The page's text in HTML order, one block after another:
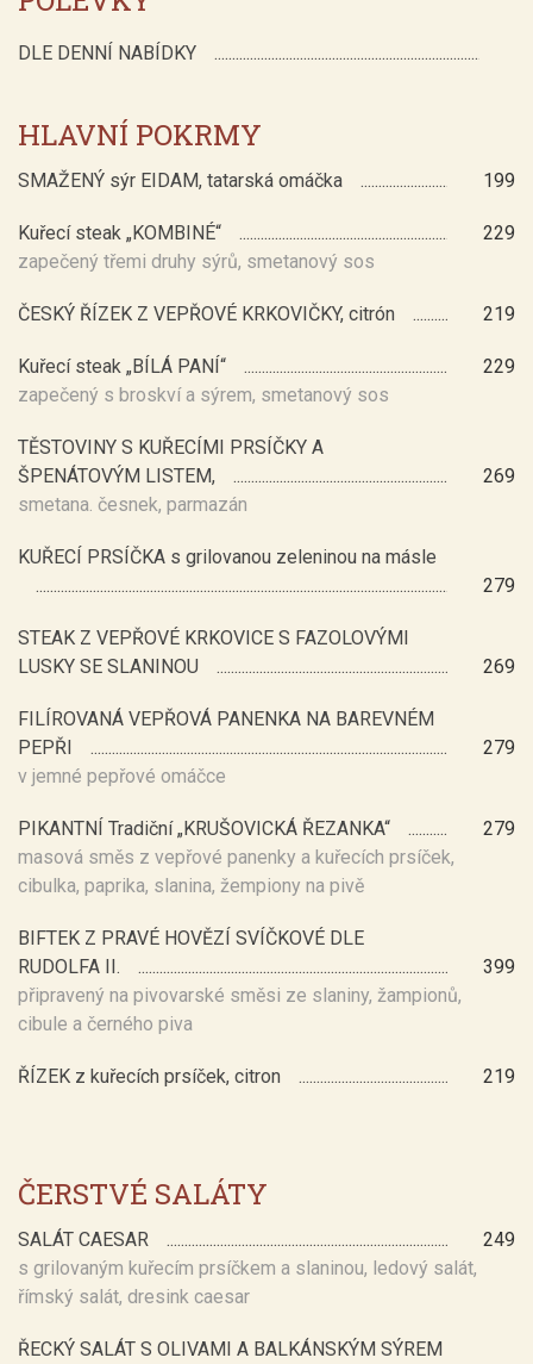
DLE DENNÍ NABÍDKY
HLAVNÍ POKRMY
SMAŽENÝ sýr EIDAM, tatarská omáčka 199
Kuřecí steak „KOMBINÉ“
229
zapečený třemi druhy sýrů, smetanový sos
ČESKÝ ŘÍZEK Z VEPŘOVÉ KRKOVIČKY, citrón 219
Kuřecí steak „BÍLÁ PANÍ“
229
zapečený s broskví a sýrem, smetanový sos
TĚSTOVINY S KUŘECÍMI PRSÍČKY A
ŠPENÁTOVÝM LISTEM,
269
smetana. česnek, parmazán
KUŘECÍ PRSÍČKA s grilovanou zeleninou na másle
279
STEAK Z VEPŘOVÉ KRKOVICE S FAZOLOVÝMI
LUSKY SE SLANINOU
269
FILÍROVANÁ VEPŘOVÁ PANENKA NA BAREVNÉM
PEPŘI
279
v jemné pepřové omáčce
PIKANTNÍ Tradiční „KRUŠOVICKÁ ŘEZANKA“
279
masová směs z vepřové panenky a kuřecích prsíček,
cibulka, paprika, slanina, žempiony na pivě
BIFTEK Z PRAVÉ HOVĚZÍ SVÍČKOVÉ DLE
RUDOLFA II.
399
připravený na pivovarské směsi ze slaniny, žampionů,
cibule a černého piva
ŘÍZEK z kuřecích prsíček, citron 219
ČERSTVÉ SALÁTY
SALÁT CAESAR
249
s grilovaným kuřecím prsíčkem a slaninou, ledový salát,
římský salát, dresink caesar
ŘECKÝ SALÁT S OLIVAMI A BALKÁNSKÝM SÝREM